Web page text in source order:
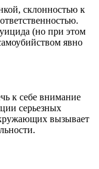
склонностью к
(но при этом
явно
к себе внимание
серьезных
вызывает